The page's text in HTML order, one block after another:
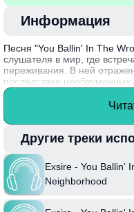
Информация
Песня "You Ballin' In The
слушателя в мир, где
переживания. В ней
последствия необдуманных
актуальным для
придает композиции
хип-hop и R&B, создавая
остроты.
Exsire – талантливый
популярность благодаря
смесью современных
историй.
Другие треки
Exsire - You Ballin'
Neighborhood